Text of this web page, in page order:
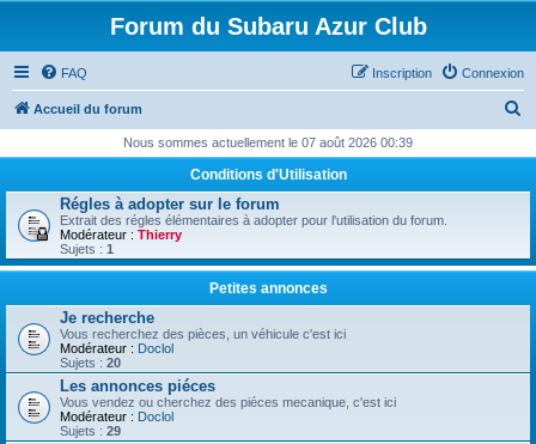
Forum du Subaru Azur Club
FAQ Connexion
Inscription
Accueil du forum
h
h
Nous sommes actuellement le 07 août 2026 00:39
Conditions d'Utilisation
Régles à adopter sur le forum
Extrait des régles élémentaires à adopter pour l'utilisation du forum.
Modérateur : Thierry
Sujets : 1
Petites annonces
Je recherche
Vous recherchez des pièces, un véhicule c'est ici
Modérateur : Doclol
Sujets : 20
Les annonces piéces
Vous vendez ou cherchez des piéces mecanique, c'est ici
Modérateur : Doclol
Sujets : 29